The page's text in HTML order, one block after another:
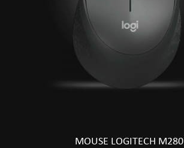
MOUSE LOGITECH M280